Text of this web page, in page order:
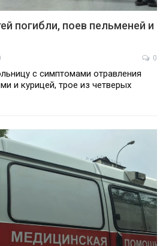
погибли, поев пельменей и
0
с симптомами отравления
и курицей, трое из четверых